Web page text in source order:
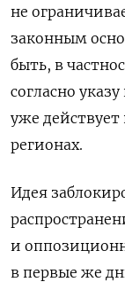
не
законным
быть, в
согласно
уже
регионах.
Идея
и
в первые же